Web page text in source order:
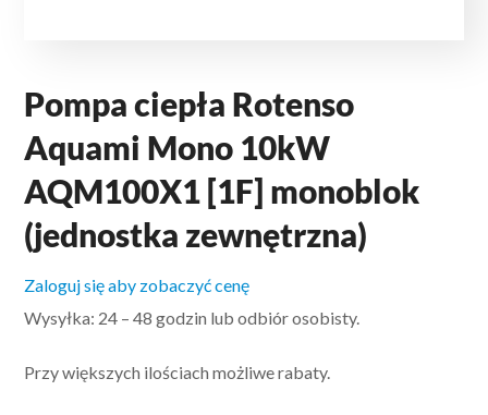
Pompa ciepła Rotenso
Aquami Mono 10kW
AQM100X1 [1F] monoblok
(jednostka zewnętrzna)
Zaloguj się aby zobaczyć cenę
Wysyłka: 24 – 48 godzin lub odbiór osobisty.
Przy większych ilościach możliwe rabaty.